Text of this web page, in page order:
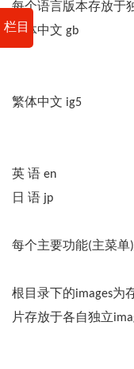
栏目
每个语言版本存放于
简体中文 gb
繁体中文 ig5
英 语 en
日 语 jp
每个主要功能(主菜单
根目录下的images为
片存放于各自独立